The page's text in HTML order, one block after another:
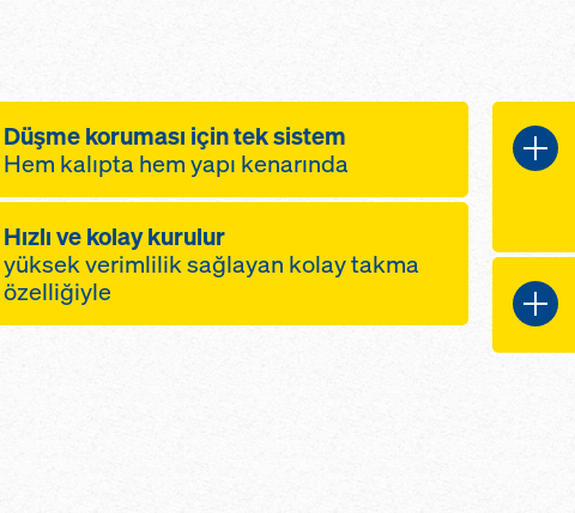
Düşme koruması için tek sistem
Hem kalıpta hem yapı kenarında
Çok fonksiyonlu
her çeşit yan koruyucu için yalnızca
bir tip dikme
Hızlı ve kolay kurulur
yüksek verimlilik sağlayan kolay takma
özelliğiyle